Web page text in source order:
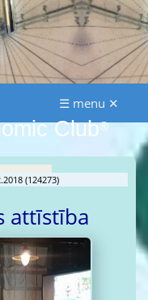
Club®
☰ menu ✕
(124273)
attīstība